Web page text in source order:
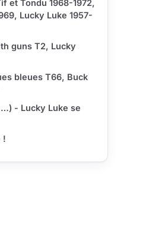
et Tondu 1968-1972,
Lucky Luke 1957-
guns T2, Lucky
bleues T66, Buck
- Lucky Luke se
!